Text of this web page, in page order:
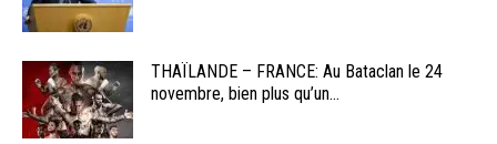
THAÏLANDE – FRANCE: Au Bataclan le 24
novembre, bien plus qu’un...